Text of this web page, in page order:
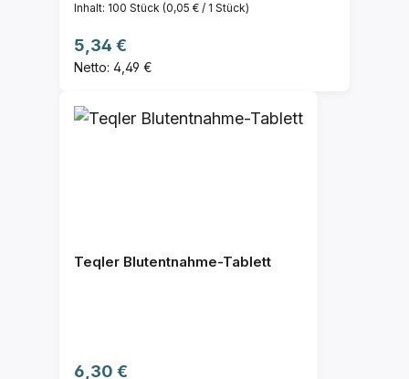
Inhalt: 100 Stück (0,05 € / 1 Stück)
Regulärer Preis:
5,34 €
Netto: 4,49 €
Teqler Blutentnahme-Tablett
Regulärer Preis:
6,30 €